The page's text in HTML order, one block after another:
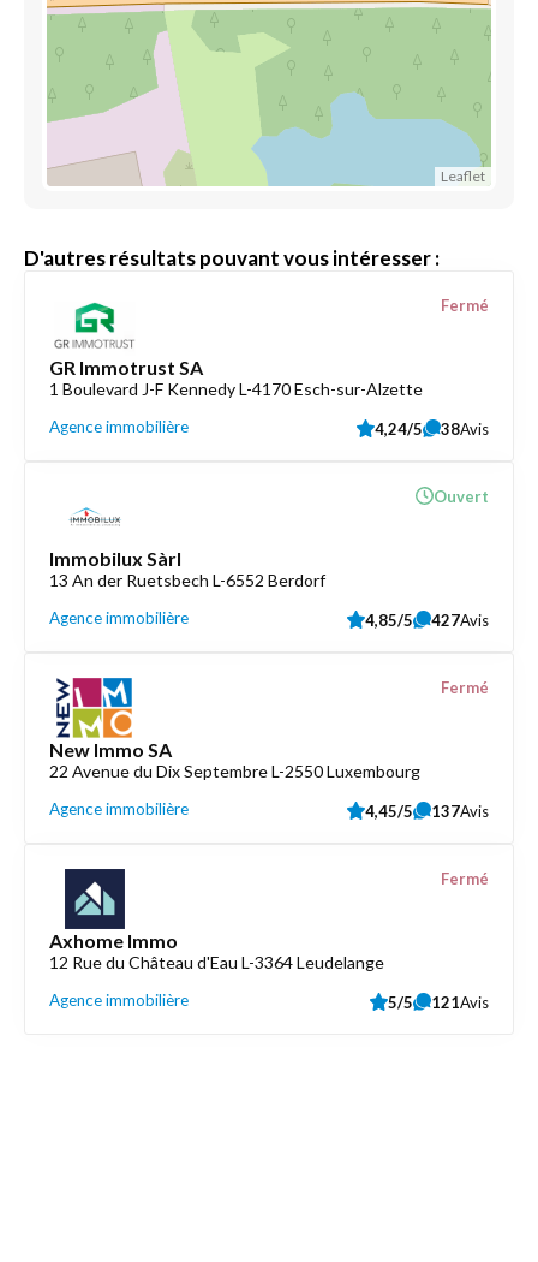
Leaflet
D'autres résultats pouvant vous intéresser :
GR Immotrust SA
1 Boulevard J-F Kennedy L-4170 Esch-sur-Alzette
Agence immobilière
Fermé
4,24/5 38Avis
Immobilux Sàrl
13 An der Ruetsbech L-6552 Berdorf
Agence immobilière
Ouvert
4,85/5 427Avis
New Immo SA
22 Avenue du Dix Septembre L-2550 Luxembourg
Agence immobilière
Fermé
4,45/5 137Avis
Axhome Immo
12 Rue du Château d'Eau L-3364 Leudelange
Agence immobilière
Fermé
5/5 121Avis